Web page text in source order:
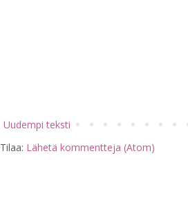
Uudempi teksti
Tilaa: Lähetä kommentteja (Atom)